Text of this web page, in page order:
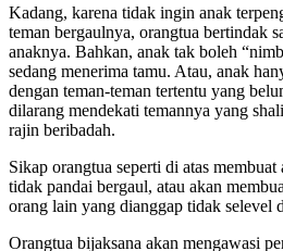
Kadang, karena tidak ingin anak
teman bergaulnya, orangtua bertindak
anaknya. Bahkan, anak tak boleh
sedang menerima tamu. Atau, anak
dengan teman-teman tertentu yang
dilarang mendekati temannya yang
Sikap orangtua seperti di atas
tidak pandai bergaul, atau akan